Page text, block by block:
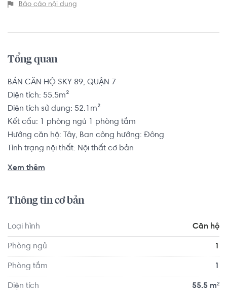
Báo cáo nội dung
Tổng quan
BÁN CĂN HỘ SKY 89, QUẬN 7
Diện tích: 55.5m²
Diện tích sử dụng: 52.1m²
Kết cấu: 1 phòng ngủ 1 phòng tắm
Hướng căn hộ: Tây, Ban công hướng: Đông
Tình trạng nội thất: Nội thất cơ bản
Phú Thuận, Quận 7. Vị trí Sky89 view trực diện sông Sài
Nam Sài Gòn, Sky89 chỉ cách “nửa bước chân” để kết nối
đến khu đô thị Phú Mỹ Hưng, trung tâm thành phố và khu
Căn hộ có vị trí cách Trường Mầm non Cỏ Ba Lá - Clover
Xem thêm
Thông tin cơ bản
Loại hình Căn hộ
Phòng ngủ 1
Phòng tắm 1
Diện tích 55.5 m²